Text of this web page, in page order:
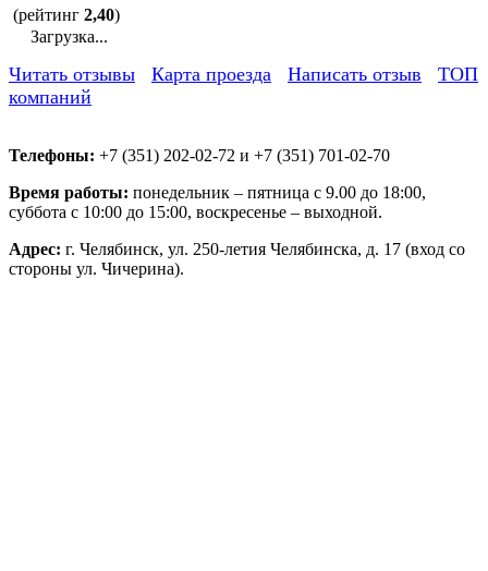
(рейтинг 2,40)
Загрузка...
Читать отзывы Карта проезда Написать отзыв
ТОП
компаний
Телефоны: +7 (351) 202-02-72 и +7 (351) 701-02-70
Время работы: понедельник – пятница с 9.00 до 18:00,
суббота с 10:00 до 15:00, воскресенье – выходной.
Адрес: г. Челябинск, ул. 250-летия Челябинска, д. 17 (вход со
стороны ул. Чичерина).